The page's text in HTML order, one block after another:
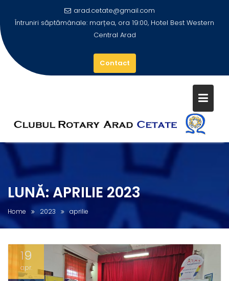
arad.cetate@gmail.com
Întruniri săptămânale: marțea, ora 19:00, Hotel Best Western
Central Arad
Contact
LUNĂ:APRILIE 2023
Home 2023 aprilie
19
apr.